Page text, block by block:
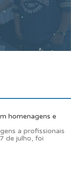
homenagens e
a profissionais
de julho, foi